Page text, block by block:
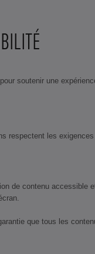
soutenir une
respectent les
de contenu accessible
que tous les